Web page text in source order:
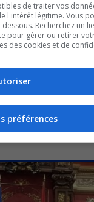
de traiter vos
l'intérêt légitime. Vous
Recherchez un
pour gérer ou retirer
des cookies et de
préférences